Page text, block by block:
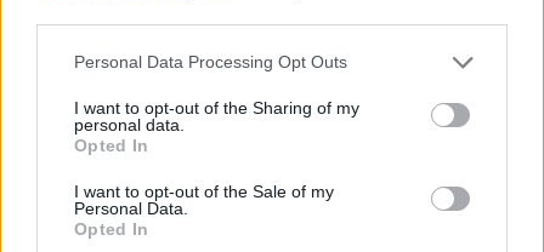
Personal Data Processing Opt Outs
I want to opt-out of the Sharing of my
personal data.
Opted In
I want to opt-out of the Sale of my
Personal Data.
Opted In
KEDVES OLVASÓNK!
tartozik, melynek olvasása előfizetéses
regisztrációhoz kötött.
Az előfizetés a következőket tartalmazza:
Portfolio.hu teljes cikkarchívum